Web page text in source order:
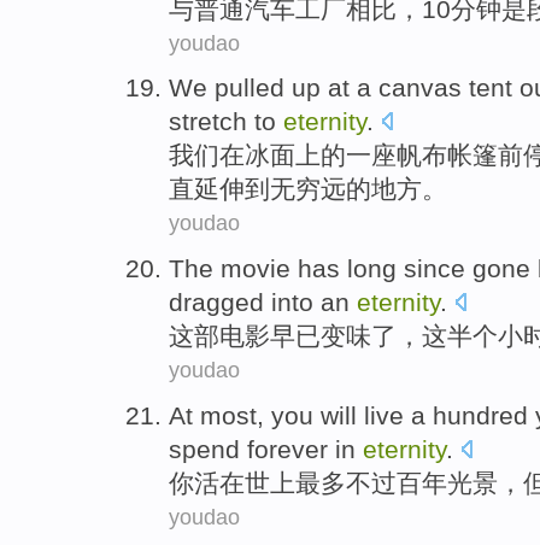
与普通汽车工厂相比 ， 10分钟是
youdao
We pulled up at a canvas tent
stretch to eternity.
我们在冰面 上的一座帆布帐篷前
直延伸到 无穷远的地方。
youdao
The movie has long since gone
dragged into an eternity.
这部电影早已变味了 ，这半个小
youdao
At most, you will live a hundred
spend forever in eternity.
你活在世上最多不过百年光景，
youdao